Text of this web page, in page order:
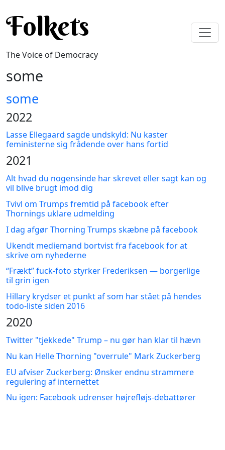
Folkets
The Voice of Democracy
some
some
2022
Lasse Ellegaard sagde undskyld: Nu kaster
feministerne sig frådende over hans fortid
2021
Alt hvad du nogensinde har skrevet eller sagt kan og
vil blive brugt imod dig
Tvivl om Trumps fremtid på facebook efter
Thornings uklare udmelding
I dag afgør Thorning Trumps skæbne på facebook
Ukendt mediemand bortvist fra facebook for at
skrive om nyhederne
“Frækt” fuck-foto styrker Frederiksen — borgerlige
til grin igen
Hillary krydser et punkt af som har stået på hendes
todo-liste siden 2016
2020
Twitter "tjekkede" Trump – nu gør han klar til hævn
Nu kan Helle Thorning "overrule" Mark Zuckerberg
EU afviser Zuckerberg: Ønsker endnu strammere
regulering af internettet
Nu igen: Facebook udrenser højrefløjs-debattører